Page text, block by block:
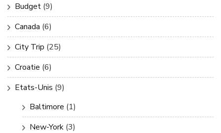
Budget (9)
Canada (6)
City Trip (25)
Croatie (6)
Etats-Unis (9)
Baltimore (1)
New-York (3)